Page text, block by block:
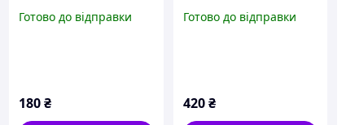
Готово до відправки
180₴
березня з чашкою і
Готово до відправки
420 ₴